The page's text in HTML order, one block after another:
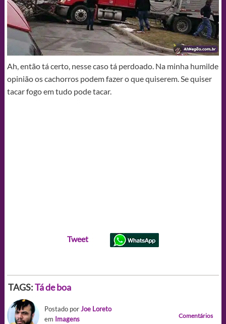
Ah, então tá certo, nesse caso tá perdoado. Na minha humilde
opinião os cachorros podem fazer o que quiserem. Se quiser
tacar fogo em tudo pode tacar.
Tweet
TAGS:Tá de boa
Postado porJoe Loreto
em Imagens Comentários